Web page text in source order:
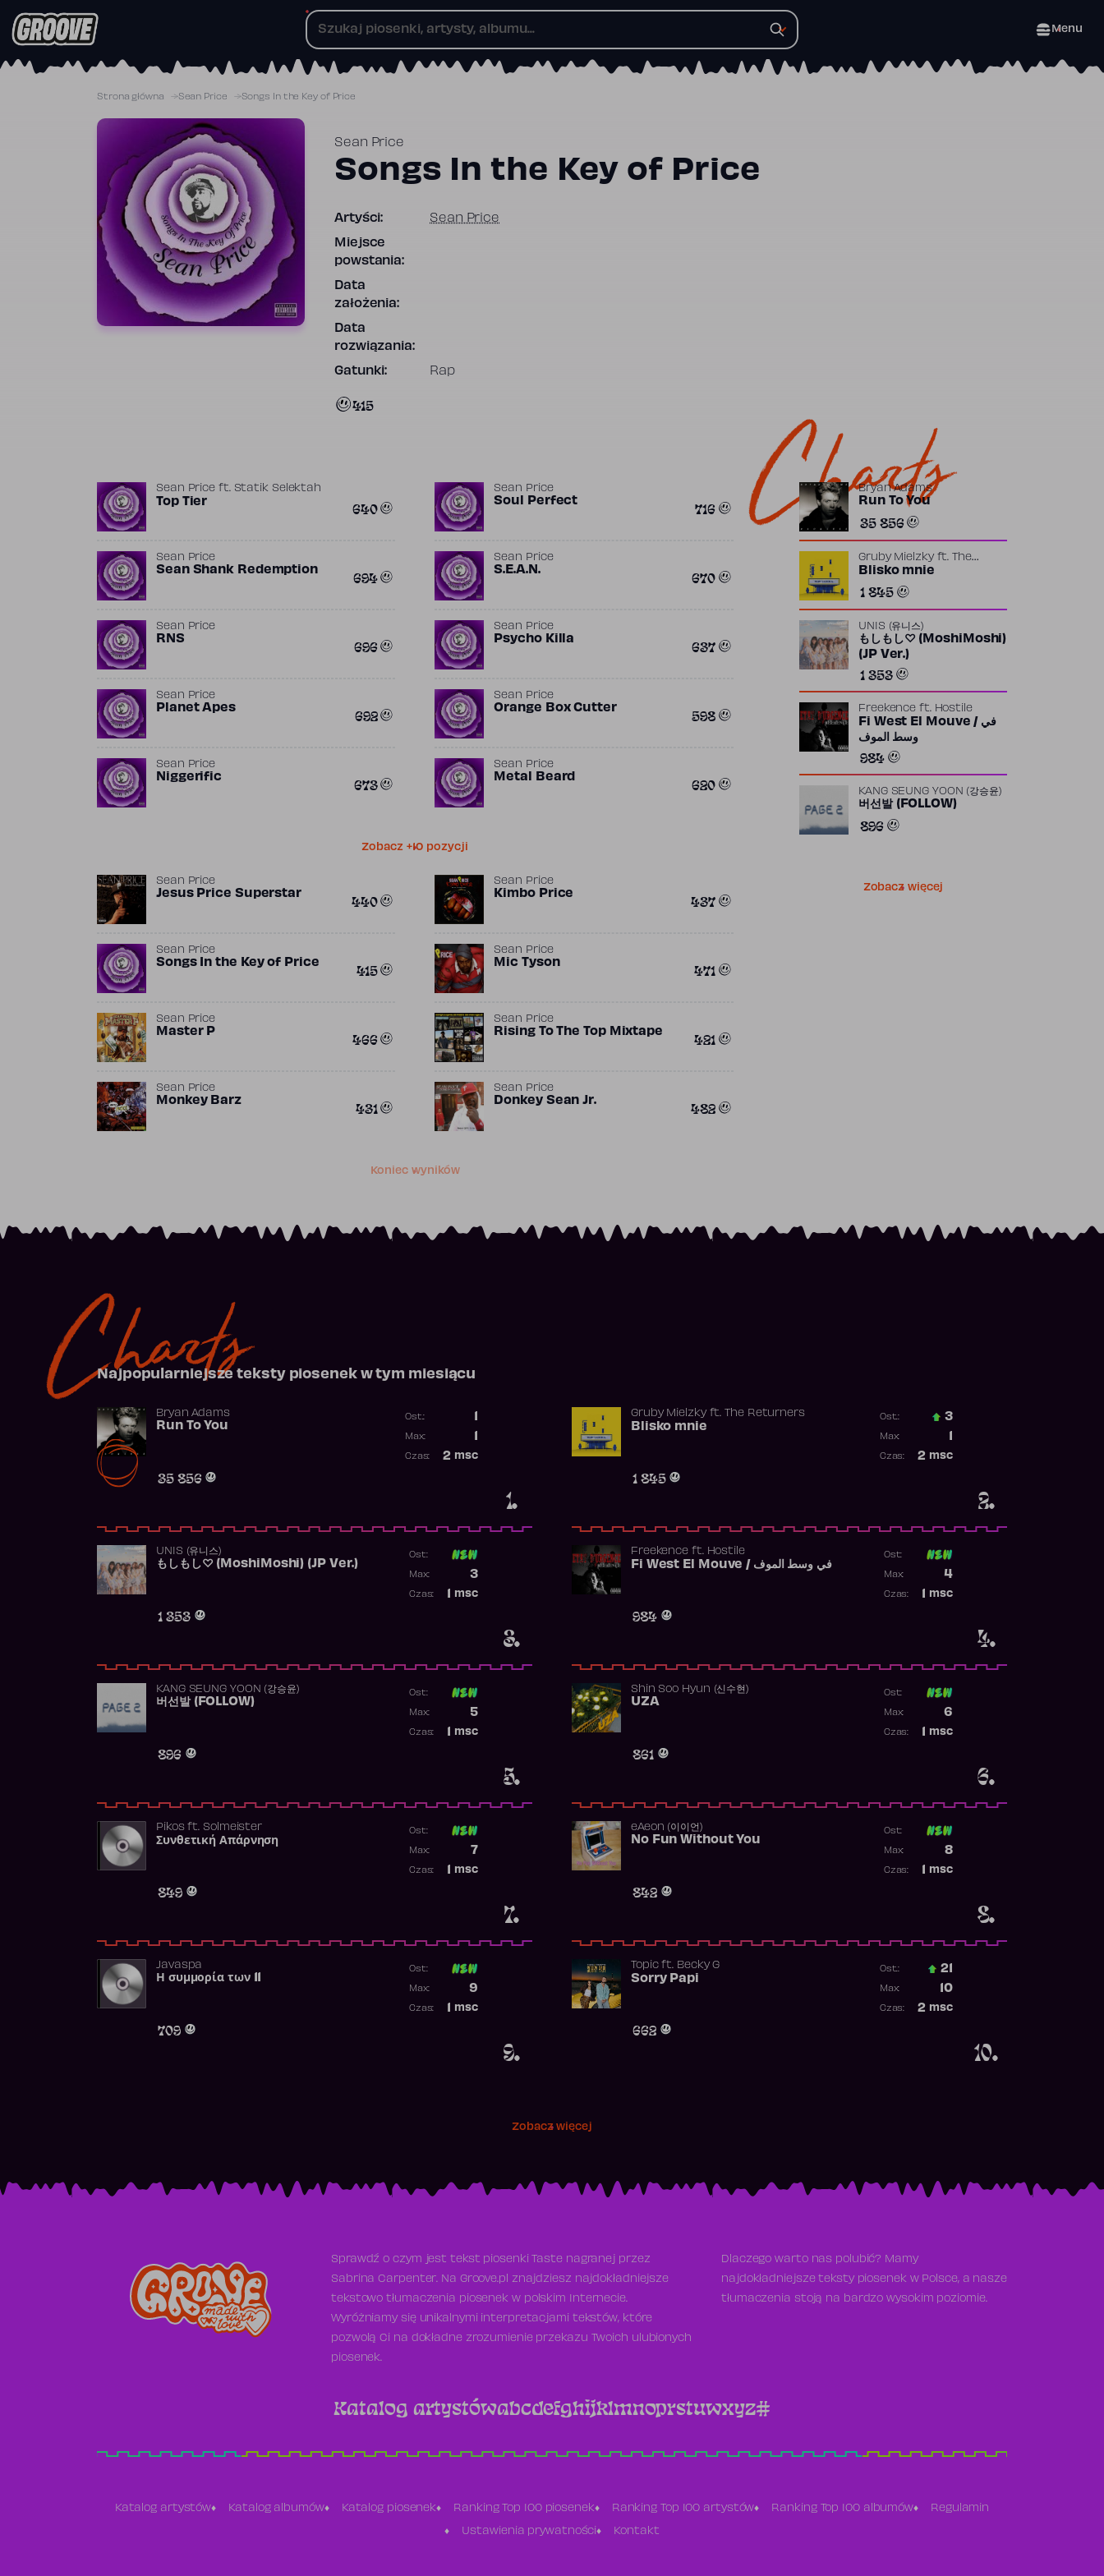
Przejdź
do
treści
Menu
Strona główna Sean Price Songs In the Key of Price
Sean Price
Songs In the Key of Price
Artyści: Sean Price
Miejsce
powstania:
Data
założenia:
Data
rozwiązania:
Gatunki: Rap
415
Sean Price ft. Statik Selektah
Top Tier 640
Sean Price
Soul Perfect 716
Sean Price
Sean Shank Redemption 694
Sean Price
S.E.A.N. 670
Sean Price
RNS 696
Sean Price
Psycho Killa 637
Sean Price
Planet Apes 692
Sean Price
Orange Box Cutter 598
Sean Price
Niggerific 673
Sean Price
Metal Beard 620
Zobacz +10 pozycji
Sean Price
Jesus Price Superstar 440
Sean Price
Kimbo Price 437
Sean Price
Songs In the Key of Price 415
Sean Price
Mic Tyson 471
Sean Price
Master P 466
Sean Price
Rising To The Top Mixtape 421
Sean Price
Monkey Barz 431
Sean Price
Donkey Sean Jr. 482
Koniec wyników
Charts
Bryan Adams
Run To You
35 856
Gruby Mielzkyft.
The
Returners
Blisko mnie
1 845
UNIS (유니스)
もしもし♡ (MoshiMoshi)
(JP Ver.)
1 353
Freekence ft. Hostile
Fi West El Mouve / في
وسط الموف
984
KANG SEUNG YOON (강승윤)
버선발 (FOLLOW)
896
Zobacz więcej
Charts
Najpopularniejsze teksty piosenek w tym miesiącu
1.
Bryan Adams
Run To You
35 856
Ost.:
Max:
2 msc
Czas:
2.
Gruby Mielzkyft. The Returners
Blisko mnie
1 845
Ost.: 3
Max:
2 msc
Czas:
3.
UNIS (유니스)
もしもし♡ (MoshiMoshi) (JP Ver.)
1 353
Ost:
3
Max:
msc
Czas:
4.
Freekence ft. Hostile
Fi West El Mouve / في وسط الموف
984
Ost:
4
Max:
msc
Czas:
5.
KANG SEUNG YOON (강승윤)
버선발 (FOLLOW)
896
Ost:
5
Max:
msc
Czas:
6.
Shin Soo Hyun (신수현)
UZA
861
Ost:
6
Max:
msc
Czas:
7.
Pikosft. Solmeister
Συνθετική Απάρνηση
849
Ost:
7
Max:
msc
Czas:
8.
​eAeon (이이언)
No Fun Without You
842
Ost:
8
Max:
msc
Czas:
9.
Javaspa
Η συμμορία των 11
709
Ost:
9
Max:
msc
Czas:
10.
Topicft. Becky G
Sorry Papi
662
Ost.: 21
10
Max:
2 msc
Czas:
Zobacz więcej
Sprawdź o czym jest tekst piosenki Taste nagranej przez
Sabrina Carpenter. Na Groove.pl znajdziesz najdokładniejsze
tekstowo tłumaczenia piosenek w polskim Internecie.
Wyróżniamy się unikalnymi interpretacjami tekstów, które
pozwolą Ci na dokładne zrozumienie przekazu Twoich ulubionych
piosenek.
Dlaczego warto nas polubić? Mamy
najdokładniejsze teksty piosenek w Polsce, a nasze
tłumaczenia stoją na bardzo wysokim poziomie.
Katalog artystówabcdefghijklmnoprstuwxyz#
Katalog artystów Katalog albumów Katalog piosenek Ranking Top 100 piosenek Ranking Top 100 artystów Ranking Top 100 albumów Regulamin
Ustawienia prywatności Kontakt